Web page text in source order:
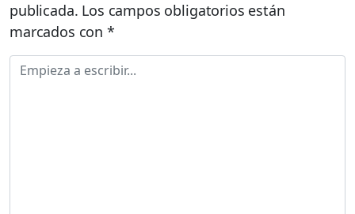
publicada. Los campos obligatorios están
marcados con *